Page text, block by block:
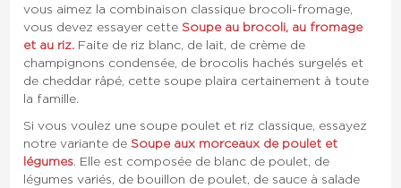
vous aimez la combinaison classique brocoli-fromage,
vous devez essayer cetteSoupe au brocoli, au fromage
et au riz. Faite de riz blanc, de lait, de crème de
champignons condensée, de brocolis hachés surgelés et
de cheddar râpé, cette soupe plaira certainement à toute
la famille.
Si vous voulez une soupe poulet et riz classique, essayez
notre variante deSoupe aux morceaux de poulet et
légumes. Elle est composée de blanc de poulet, de
légumes variés, de bouillon de poulet, de sauce à salade